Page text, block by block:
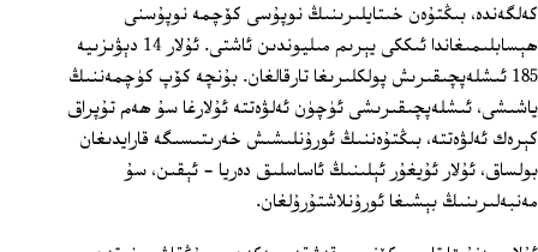
كەلگەندە، بىڭتۇەن خىتايلىرىنىڭ نوپۇسى كۆچمە نوپۇسنى
ھېسابلىمىغاندا ئىككى يېرىم مىليوندىن ئاشتى. ئۇلار 14 دېۋىزىيە
185 ئىشلەپچىقىرىش پولكلىرىغا تارقالغان. بۇنچە كۆپ كۈچمەننىڭ
ياشىشى، ئىشلەپچىقىرىشى ئۈچۈن ئەلۋەتتە ئۇلارغا سۇ ھەم تۇپراق
كېرەك ئەلۋەتتە، بىڭتۇەننىڭ ئورۇنلىشىش خەرىتىسىگە قارايدىغان
بولساق، ئۇلار ئۇيغۇر ئېلىنىڭ ئاساسلىق دەريا‏ - ئېقىن، سۇ
مەنبەلىرىنىڭ بېشىغا ئورۇنلاشتۇرۇلغان.